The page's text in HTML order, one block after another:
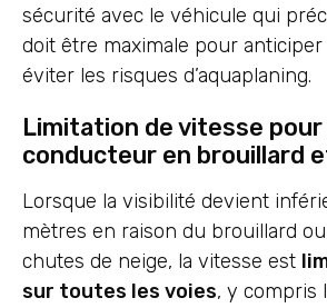
sécurité avec le véhicule qui
doit être maximale pour
éviter les risques d’aquaplaning.
Limitation de vitesse pour
conducteur en brouillard
Lorsque la visibilité devient
mètres en raison du brouillard
chutes de neige, la vitesse est
sur toutes les voies, y compris